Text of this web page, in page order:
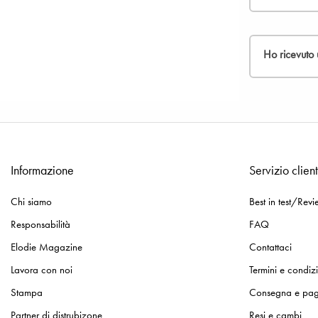
Ricordati di
Se hai delle
Una volta
Se vuoi
effettuare
Ho ricevuto
Poiché
Se hai
soluzione,
Informazione
Chi siamo
Responsabilità
Elodie Magazine
Lavora con noi
Stampa
Servizio
Best in test/
FAQ
Contattaci
Termini e
Consegna e